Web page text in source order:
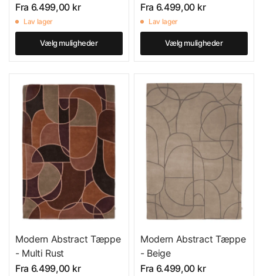
Fra 6.499,00 kr
Lav lager
Vælg muligheder
Fra 6.499,00 kr
Lav lager
Vælg muligheder
Modern Abstract Tæppe
- Multi Rust
Fra 6.499,00 kr
Modern Abstract Tæppe
- Beige
Fra 6.499,00 kr